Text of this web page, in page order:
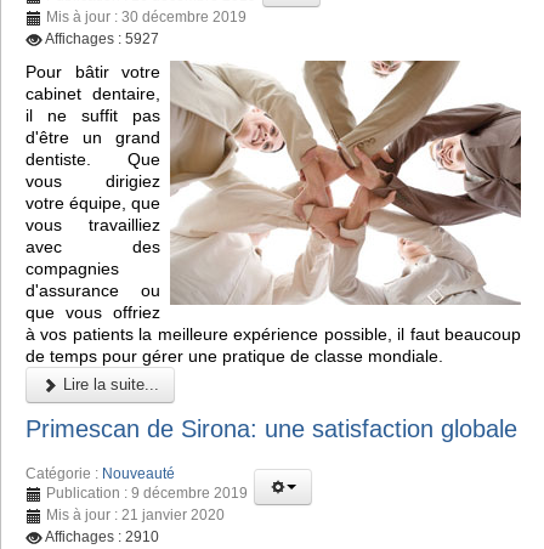
Mis à jour : 30 décembre 2019
Affichages : 5927
Pour bâtir votre
cabinet dentaire,
il ne suffit pas
d'être un grand
dentiste. Que
vous dirigiez
votre équipe, que
vous travailliez
avec des
compagnies
d'assurance ou
que vous offriez
à vos patients la meilleure expérience possible, il faut beaucoup
de temps pour gérer une pratique de classe mondiale.
Lire la suite...
Primescan de Sirona: une satisfaction globale
Catégorie : Nouveauté
Publication : 9 décembre 2019
Mis à jour : 21 janvier 2020
Affichages : 2910